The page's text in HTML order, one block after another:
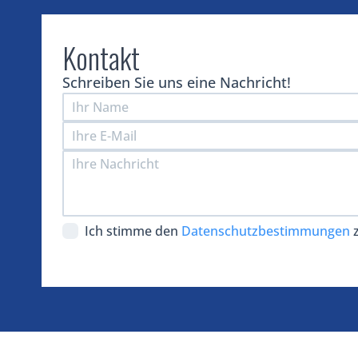
Kontakt
Schreiben Sie uns eine Nachricht!
Ich stimme den Datenschutzbestimmungen